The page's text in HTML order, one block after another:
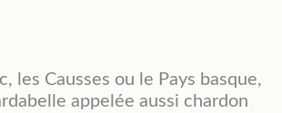
les Causses ou le Pays basque,
appelée aussi chardon